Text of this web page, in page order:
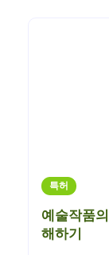
특허
예술작품
해하기